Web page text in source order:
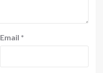
Email *